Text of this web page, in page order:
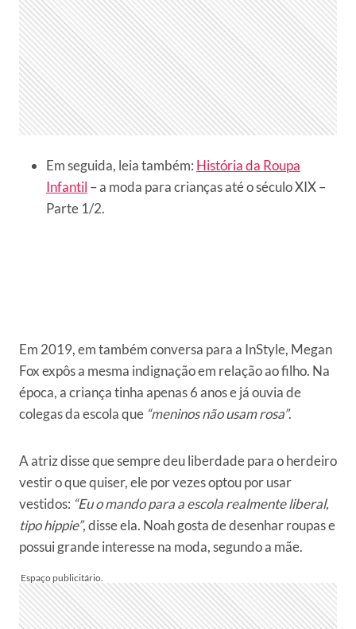
Em seguida, leia também: História da Roupa
Infantil – a moda para crianças até o século XIX –
Parte 1/2.
Em 2019, em também conversa para a InStyle, Megan
Fox expôs a mesma indignação em relação ao filho. Na
época, a criança tinha apenas 6 anos e já ouvia de
colegas da escola que “meninos não usam rosa”.
A atriz disse que sempre deu liberdade para o herdeiro
vestir o que quiser, ele por vezes optou por usar
vestidos: “Eu o mando para a escola realmente liberal,
tipo hippie”, disse ela. Noah gosta de desenhar roupas e
possui grande interesse na moda, segundo a mãe.